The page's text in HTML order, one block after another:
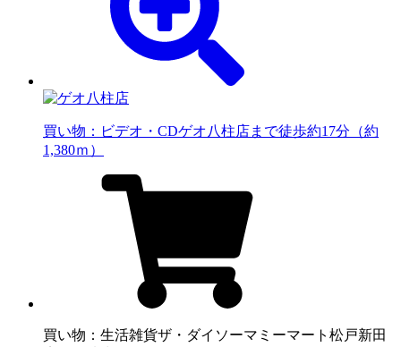
買い物：ビデオ・CDゲオ八柱店まで徒歩約17分（約
1,380ｍ）
買い物：生活雑貨ザ・ダイソーマミーマート松戸新田